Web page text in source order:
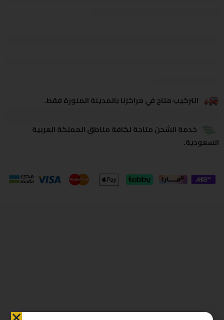
التركيب متاح في مراكزنا بالمدينة المنورة فقط.
خدمة الشحن متاحة لكافة مناطق المملكة العربية
السعودية.